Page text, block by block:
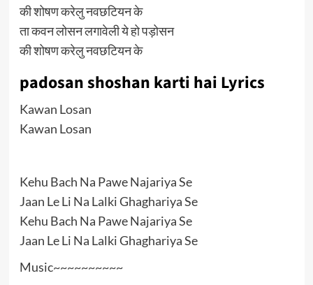
की शोषण करेलु नवछटियन के
ता कवन लोसन लगावेली ये हो पड़ोसन
की शोषण करेलु नवछटियन के
padosan shoshan karti hai Lyrics
Kawan Losan
Kawan Losan
Kehu Bach Na Pawe Najariya Se
Jaan Le Li Na Lalki Ghaghariya Se
Kehu Bach Na Pawe Najariya Se
Jaan Le Li Na Lalki Ghaghariya Se
Music~~~~~~~~~~